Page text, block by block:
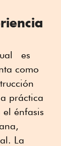
es
como
práctica
el énfasis
La